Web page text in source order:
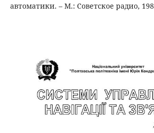
автоматики. – М.: Советское радио,